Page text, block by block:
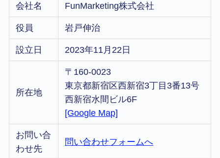
会社名 FunMarketing株式会社
役員 岩戸伸治
設立日 2023年11月22日
所在地
〒160-0023
東京都新宿区西新宿3丁目3番13号
西新宿水間ビル6F
[Google Map]
お問い合
わせ先
問い合わせフォームへ